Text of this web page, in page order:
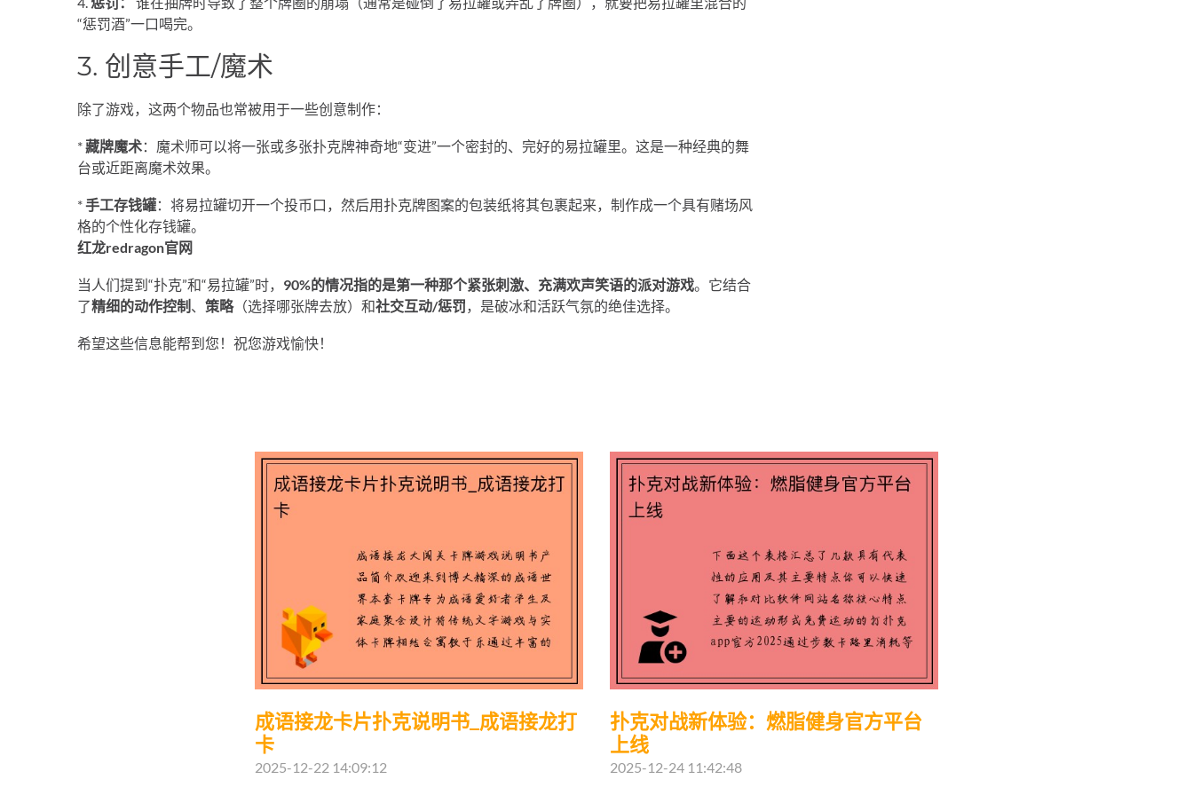
“惩罚酒”一口喝完。
3. 创意手工/魔术
除了游戏，这两个物品也常被用于一些创意制作：
*藏牌魔术：魔术师可以将一张或多张扑克牌神奇地“变进”一个密封的、完好的易拉罐里。这是一种经典的舞
台或近距离魔术效果。
*手工存钱罐：将易拉罐切开一个投币口，然后用扑克牌图案的包装纸将其包裹起来，制作成一个具有赌场风
格的个性化存钱罐。
红龙redragon官网
当人们提到“扑克”和“易拉罐”时， 90%的情况指的是第一种那个紧张刺激、充满欢声笑语的派对游戏。它结合
了精细的动作控制 、 策略（选择哪张牌去放）和社交互动/惩罚，是破冰和活跃气氛的绝佳选择。
希望这些信息能帮到您！祝您游戏愉快！
成语接龙卡片扑克说明书_成语接龙打
卡
2025-12-22 14:09:12
扑克对战新体验：燃脂健身官方平台
上线
2025-12-24 11:42:48